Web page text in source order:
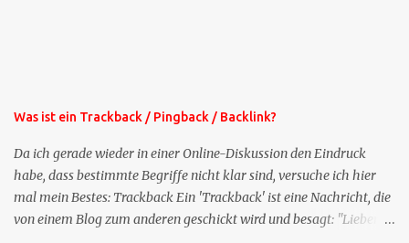
Was ist ein Trackback / Pingback / Backlink?
Da ich gerade wieder in einer Online-Diskussion den Eindruck
habe, dass bestimmte Begriffe nicht klar sind, versuche ich hier
mal mein Bestes: Trackback Ein 'Trackback' ist eine Nachricht, die
von einem Blog zum anderen geschickt wird und besagt: "Lieber